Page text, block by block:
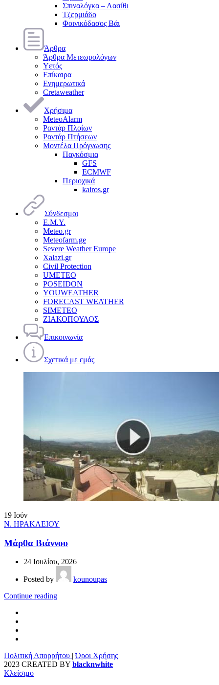
Σπιναλόγκα – Λασίθι
Τζερμιάδο
Φοινικόδασος Βάι
Άρθρα
Άρθρα Μετεωρολόγων
Υετός
Επίκαιρα
Ενημερωτικά
Cretaweather
Χρήσιμα
MeteoAlarm
Ραντάρ Πλοίων
Ραντάρ Πτήσεων
Μοντέλα Πρόγνωσης
Παγκόσμια
GFS
ECMWF
Περιοχικά
kairos.gr
Σύνδεσμοι
Ε.Μ.Υ.
Meteo.gr
Meteofarm.ge
Severe Weather Europe
Xalazi.gr
Civil Protection
UMETEO
POSEIDON
YOUWEATHER
FORECAST WEATHER
SIMETEO
ΖΙΑΚΟΠΟΥΛΟΣ
Επικοινωνία
Σχετικά με εμάς
19 Ιούν
Ν. ΗΡΑΚΛΕΙΟΥ
Μάρθα Βιάννου
24 Ιουλίου, 2026
Posted by
kounoupas
Continue reading
Πολιτική Απορρήτου |Όροι Χρήσης
2023 CREATED BY blacknwhite
Κλείσιμο